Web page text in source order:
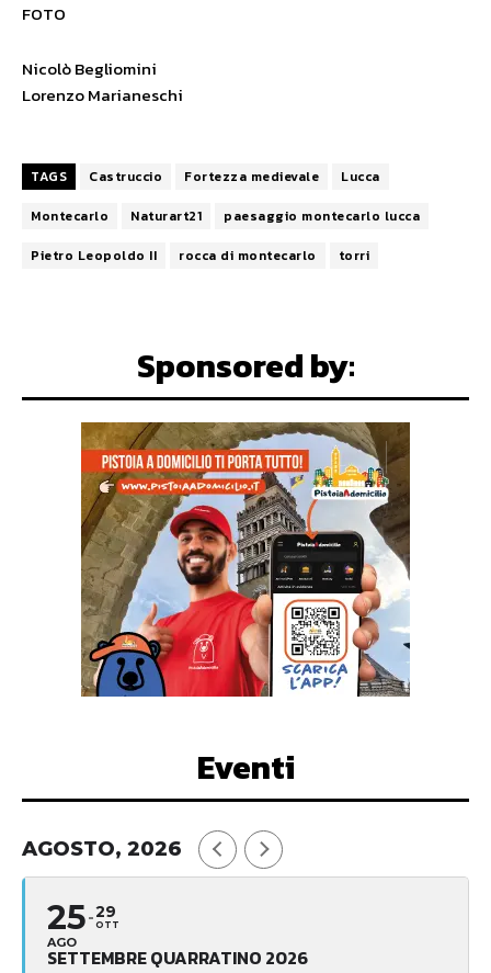
FOTO
Nicolò Begliomini
Lorenzo Marianeschi
TAGS Castruccio Fortezza medievale
Lucca
Montecarlo
Naturart21
paesaggio montecarlo lucca
Pietro Leopoldo II
rocca di montecarlo torri
Sponsored by:
Eventi
AGOSTO, 2026
25
AGO
29
OTT
SETTEMBRE QUARRATINO 2026